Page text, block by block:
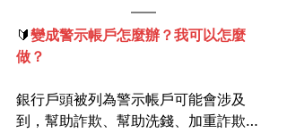
🔰變成警示帳戶怎麼辦？我可以怎麼
做？
銀行戶頭被列為警示帳戶可能會涉及
到，幫助詐欺、幫助洗錢、加重詐欺…